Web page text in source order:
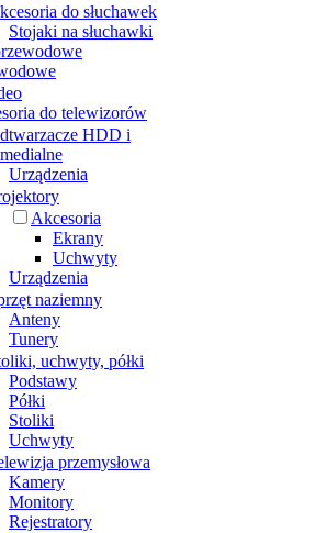
do słuchawek
Stojaki na słuchawki
do telewizorów
HDD i
Urządzenia
Akcesoria
Ekrany
Uchwyty
Urządzenia
naziemny
Anteny
Tunery
uchwyty, półki
Podstawy
Półki
Stoliki
Uchwyty
przemysłowa
Kamery
Monitory
Rejestratory